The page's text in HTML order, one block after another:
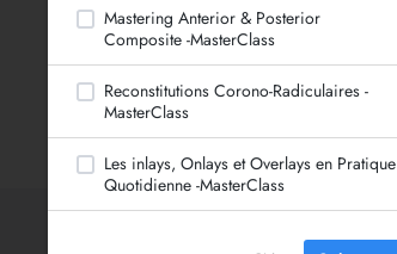
Taille
Teinte
Mastering Anterior & Posterior
Composite -MasterClass
Reconstitutions Corono-Radiculaires -
MasterClass
Les inlays, Onlays et Overlays en Pratique
Quotidienne -MasterClass